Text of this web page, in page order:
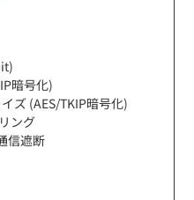
暗号化)
ズ (AES/TKIP暗号化)
ング
信遮断